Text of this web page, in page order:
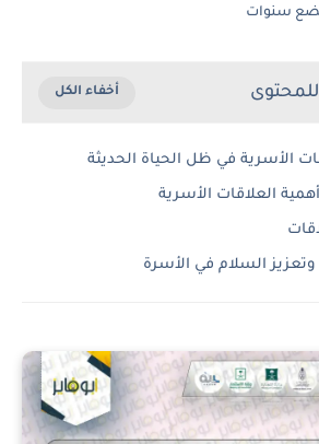
سنوات
الأسرية في ظل الحياة الحديثة
العلاقات الأسرية
السلام في الأسرة